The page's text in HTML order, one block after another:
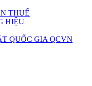
THUẾ
HIỆU
QUỐC GIA QCVN